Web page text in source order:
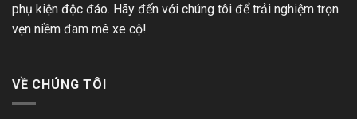
phụ kiện độc đáo. Hãy đến với chúng tôi để trải nghiệm trọn
vẹn niềm đam mê xe cộ!
VỀ CHÚNG TÔI